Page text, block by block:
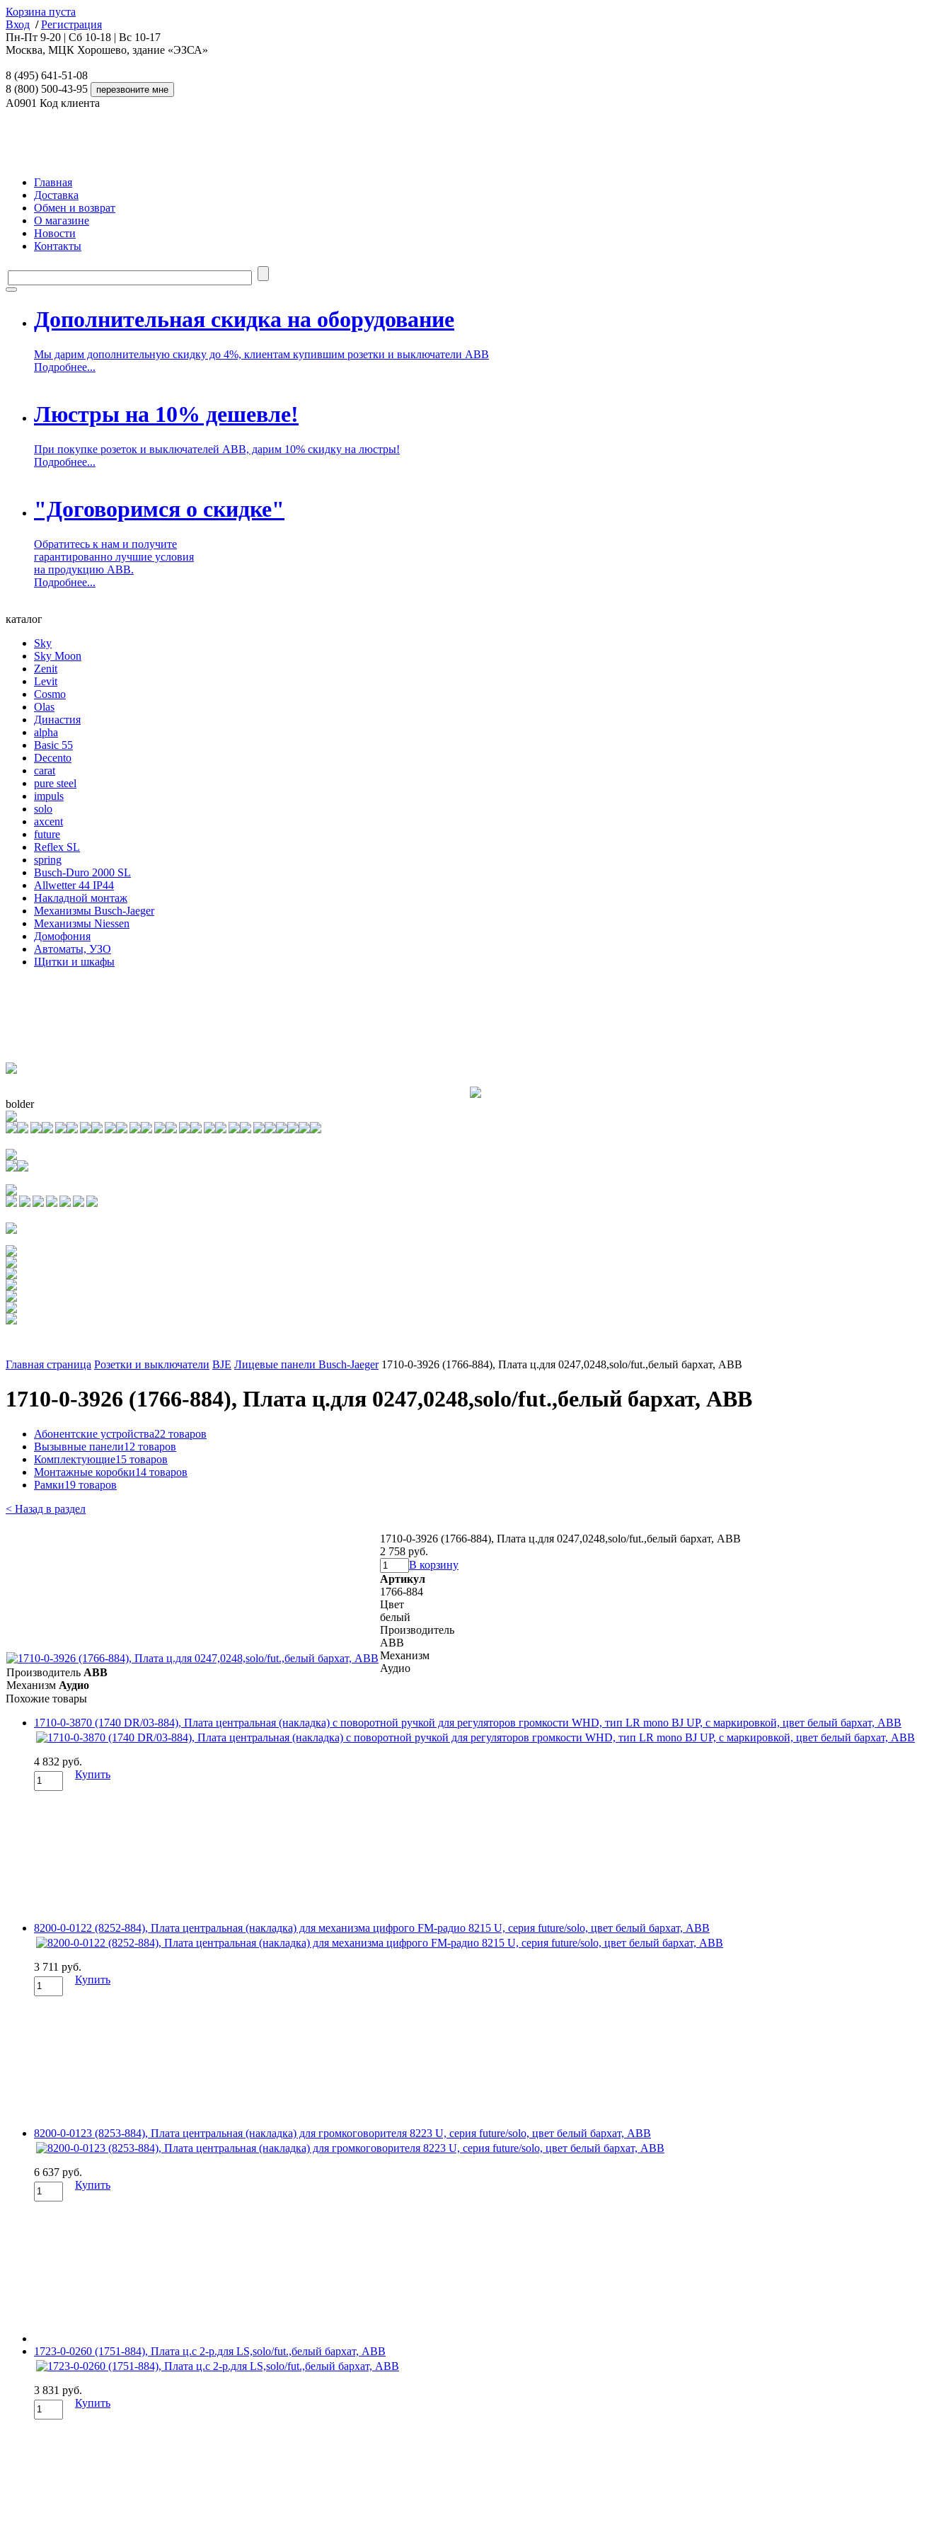
Корзина пуста
Вход / Регистрация
Пн-Пт 9-20 | Сб 10-18 | Вс 10-17
Москва, МЦК Хорошево, здание «ЭЗСА»
8 (495) 641-51-08
8 (800) 500-43-95
A0901 Код клиента
Главная
Доставка
Обмен и возврат
О магазине
Новости
Контакты
Дополнительная скидка на оборудование
Мы дарим дополнительную скидку до 4%, клиентам купившим розетки и выключатели ABB
Подробнее...
Люстры на 10% дешевле!
При покупке розеток и выключателей ABB, дарим 10% скидку на люстры!
Подробнее...
"Договоримся о скидке"
Обратитесь к нам и получите
гарантированно лучшие условия
на продукцию ABB.
Подробнее...
каталог
Sky
Sky Moon
Zenit
Levit
Cosmo
Olas
Династия
alpha
Basic 55
Decento
carat
pure steel
impuls
solo
axcent
future
Reflex SL
spring
Busch-Duro 2000 SL
Allwetter 44 IP44
Накладной монтаж
Механизмы Busch-Jaeger
Механизмы Niessen
Домофония
Автоматы, УЗО
Щитки и шкафы
bolder
Главная страница Розетки и выключатели BJE Лицевые панели Busch-Jaeger 1710-0-3926 (1766-884), Плата ц.для 0247,0248,solo/fut.,белый бархат, ABB
1710-0-3926 (1766-884), Плата ц.для 0247,0248,solo/fut.,белый бархат, ABB
Абонентские устройства22 товаров
Вызывные панели12 товаров
Комплектующие15 товаров
Монтажные коробки14 товаров
Рамки19 товаров
< Назад в раздел
1710-0-3926 (1766-884), Плата ц.для 0247,0248,solo/fut.,белый бархат, ABB
2 758 руб.
В корзину
Артикул
1766-884
Цвет
белый
Производитель
ABB
Механизм
Аудио
Производитель ABB
Механизм Аудио
Похожие товары
1710-0-3870 (1740 DR/03-884), Плата центральная (накладка) с поворотной ручкой для регуляторов громкости WHD, тип LR mono BJ UP, с маркировкой, цвет белый бархат, ABB
4 832 руб.
Купить
8200-0-0122 (8252-884), Плата центральная (накладка) для механизма цифрого FM-радио 8215 U, серия future/solo, цвет белый бархат, ABB
3 711 руб.
Купить
8200-0-0123 (8253-884), Плата центральная (накладка) для громкоговорителя 8223 U, серия future/solo, цвет белый бархат, ABB
6 637 руб.
Купить
1723-0-0260 (1751-884), Плата ц.с 2-р.для LS,solo/fut.,белый бархат, ABB
3 831 руб.
Купить